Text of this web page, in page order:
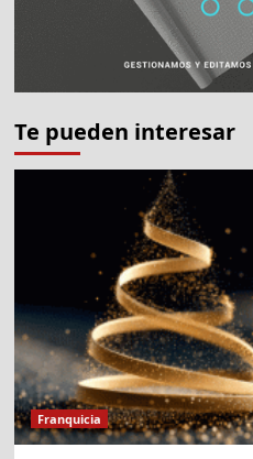
Te pueden interesar
Franquicia